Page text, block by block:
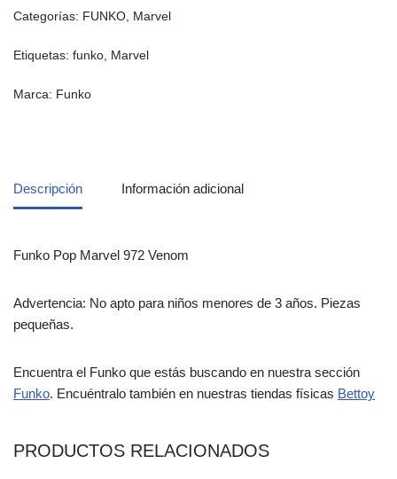
Categorías: FUNKO Marvel
Etiquetas: funko Marvel
Marca: Funko
Descripción Información adicional
Funko Pop Marvel 972 Venom
Advertencia: No apto para niños menores de 3 años. Piezas
pequeñas.
Encuentra el Funko que estás buscando en nuestra sección
Funko. Encuéntralo también en nuestras tiendas físicas Bettoy
PRODUCTOS RELACIONADOS